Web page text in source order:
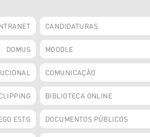
CANDIDATURAS
DOMUS MOODLE
COMUNICAÇÃO
BIBLIOTECA ONLINE
ESTG DOCUMENTOS PÚBLICOS